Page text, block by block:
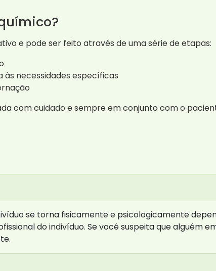
e pode ser feito através de uma série de etapas:
necessidades específicas
com cuidado e sempre em conjunto com o
se torna fisicamente e psicologicamente
do indivíduo. Se você suspeita que alguém